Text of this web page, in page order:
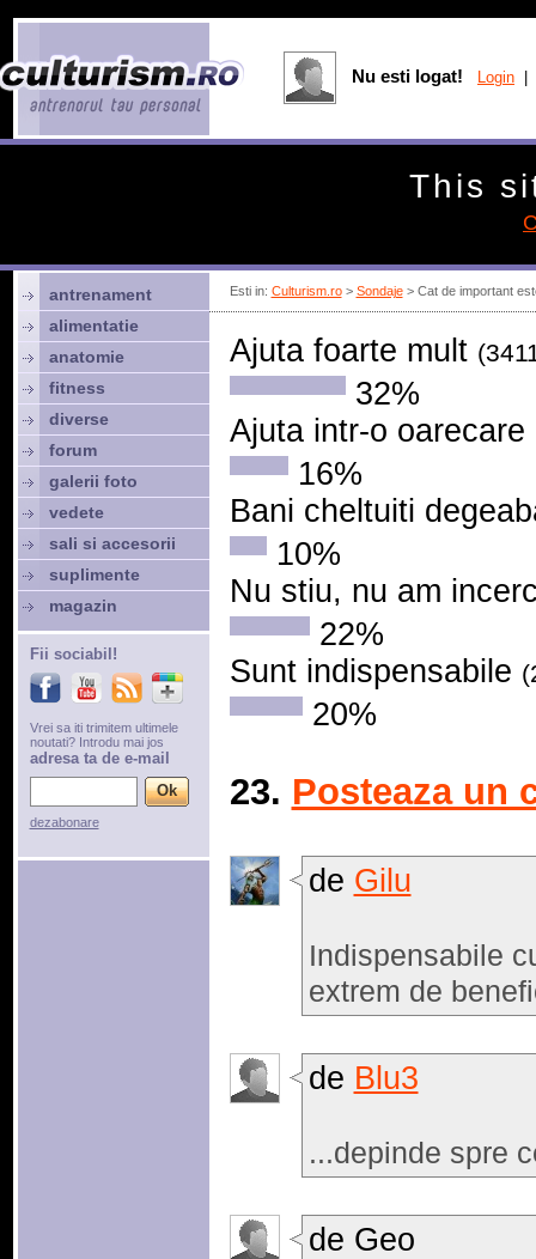
Esti in: Culturism.ro> Sondaje> Cat de important
Ajuta foarte mult
32%
Ajuta intr-o
16%
Bani cheltuiti
10%
Nu stiu, nu am
22%
Sunt indispensabile
20%
23. Posteaza un
de Gilu
Indispensabile
extrem de
de Blu3
...depinde spre
de Geo
antrenament
alimentatie
anatomie
fitness
diverse
forum
galerii foto
vedete
sali si accesorii
suplimente
magazin
Fii sociabil!
Vrei sa iti trimitem ultimele
noutati? Introdu mai jos
adresa ta de e-mail
dezabonare
Nu esti logat! Login
This